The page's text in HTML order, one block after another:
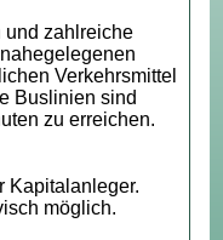
und zahlreiche
Verkehrsmittel
Buslinien sind
zu erreichen.
Kapitalanleger.
möglich.